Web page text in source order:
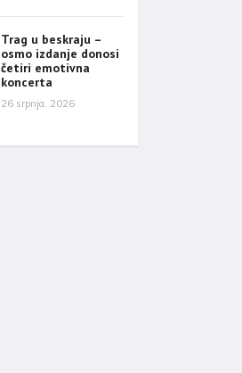
Trag u beskraju –
osmo izdanje donosi
četiri emotivna
koncerta
26 srpnja, 2026